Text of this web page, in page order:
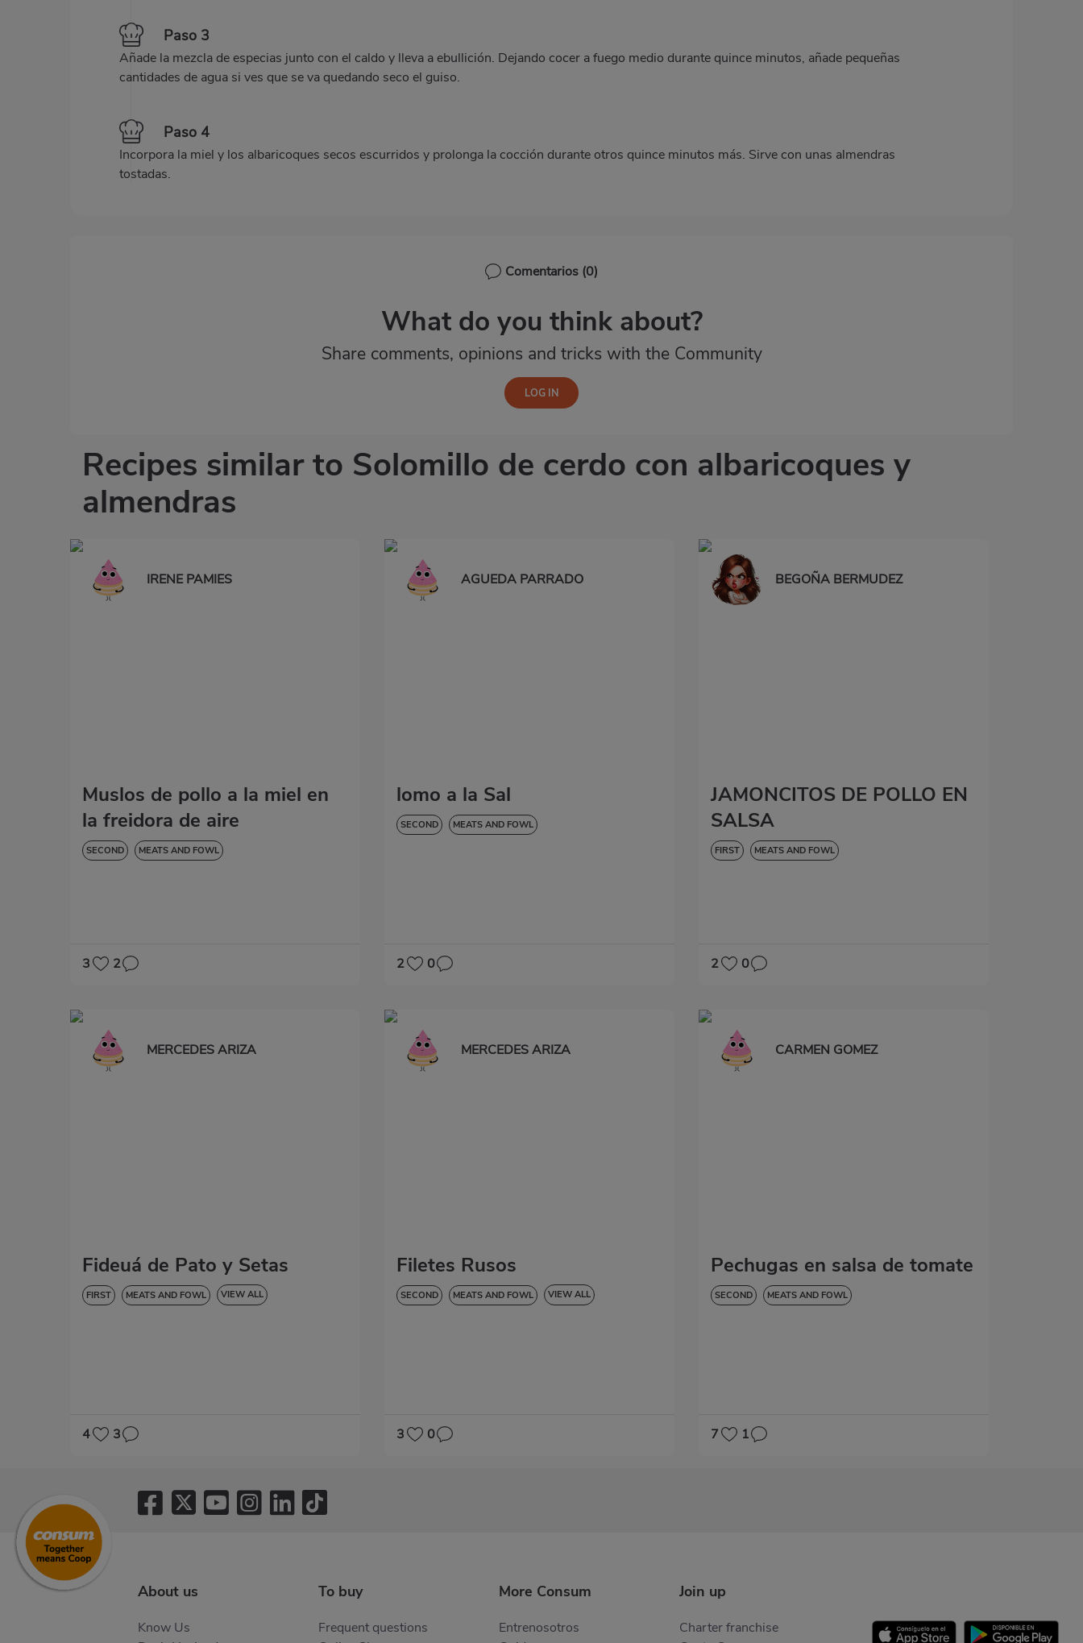
Paso 3
Añade la mezcla de especias junto con el caldo y lleva a ebullición. Dejando cocer a fuego medio durante quince minutos, añade pequeñas
cantidades de agua si ves que se va quedando seco el guiso.
Paso 4
Incorpora la miel y los albaricoques secos escurridos y prolonga la cocción durante otros quince minutos más. Sirve con unas almendras
tostadas.
Comentarios (0)
What do you think about?
Share comments, opinions and tricks with the Community
Recipes similar to Solomillo de cerdo con albaricoques y
almendras
IRENE PAMIES
Muslos de pollo a la miel en
la freidora de aire
SECOND MEATS AND FOWL
3 2
AGUEDA PARRADO
lomo a la Sal
SECOND MEATS AND FOWL
2 0
BEGOÑA BERMUDEZ
JAMONCITOS DE POLLO EN
SALSA
FIRST MEATS AND FOWL
2 0
MERCEDES ARIZA
Fideuá de Pato y Setas
FIRST MEATS AND FOWL VIEW ALL
4 3
MERCEDES ARIZA
Filetes Rusos
SECOND MEATS AND FOWL VIEW ALL
3 0
CARMEN GOMEZ
Pechugas en salsa de tomate
SECOND MEATS AND FOWL
7 1
About us
Know Us
To buy
Frequent questions
More Consum
Entrenosotros
Join up
Charter franchise